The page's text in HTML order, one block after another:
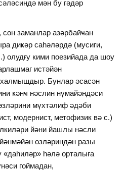
мән бу гәдәр
заманлар азәрбайҹан
диҝәр саһәләрдә (мусиги,
олудғу кими поезийада да шоу
истәйән
Бунлар әсасән
ҝәнҹ нәслин нүмайәндәси
мүхтәлиф әдәби
модернист, метофизик вә с.)
йәни йашлы нәсли
өзләриндән разы
һәлә орталыға
гоймадан,